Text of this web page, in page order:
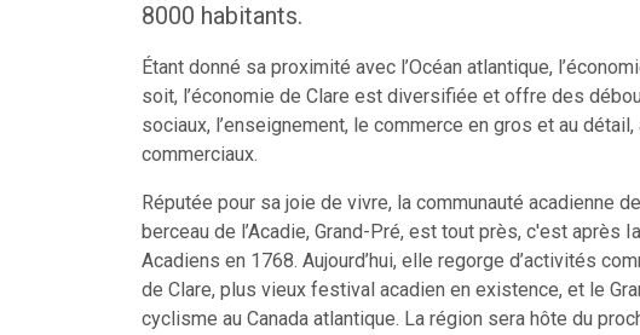
8000 habitants.
Étant donné sa proximité avec l’Océan atlantique,
soit, l’économie de Clare est diversifiée et offre des
sociaux, l’enseignement, le commerce en gros et au
commerciaux.
Réputée pour sa joie de vivre, la communauté acadienne
berceau de l’Acadie, Grand-Pré, est tout près, c'est
Acadiens en 1768. Aujourd’hui, elle regorge d’activités
de Clare, plus vieux festival acadien en existence, et le
cyclisme au Canada atlantique. La région sera hôte du